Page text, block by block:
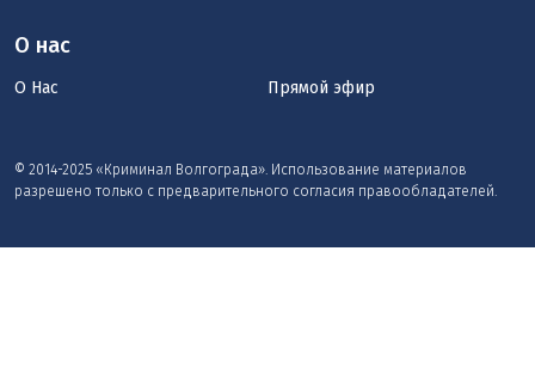
О нас
О Нас Прямой эфир
© 2014-2025 «Криминал Волгограда». Использование материалов
разрешено только с предварительного согласия правообладателей.